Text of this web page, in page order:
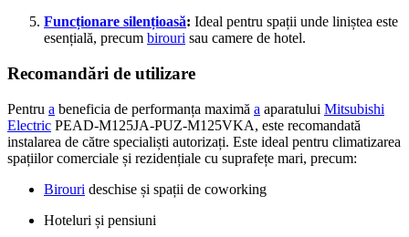
Funcționare silențioasă: Ideal pentru spații unde liniștea este
esențială, precum birouri sau camere de hotel.
Recomandări de utilizare
Pentru a beneficia de performanța maximă a aparatului Mitsubishi
Electric PEAD-M125JA-PUZ-M125VKA, este recomandată
instalarea de către specialiști autorizați. Este ideal pentru climatizarea
spațiilor comerciale și rezidențiale cu suprafețe mari, precum:
Birouri deschise și spații de coworking
Hoteluri și pensiuni